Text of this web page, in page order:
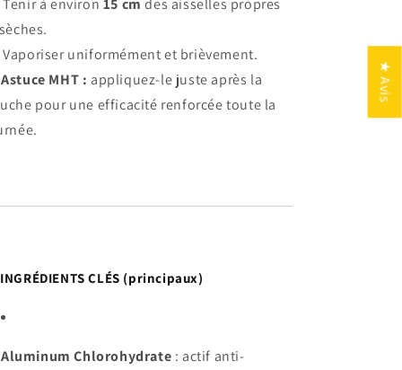
à environ 15 cm des aisselles propres
uniformément et brièvement.
Astuce MHT : appliquez-le juste après la
pour une efficacité renforcée toute la
INGRÉDIENTS CLÉS (principaux)
Aluminum Chlorohydrate : actif anti-
★ Avis